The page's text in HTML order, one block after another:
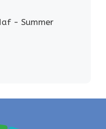
- Summer